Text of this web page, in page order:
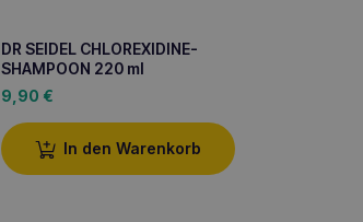
DR SEIDEL CHLOREXIDINE-
SHAMPOON 220 ml
9,90 €
In den Warenkorb